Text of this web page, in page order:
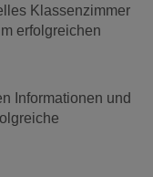
Klassenzimmer
erfolgreichen
Informationen und